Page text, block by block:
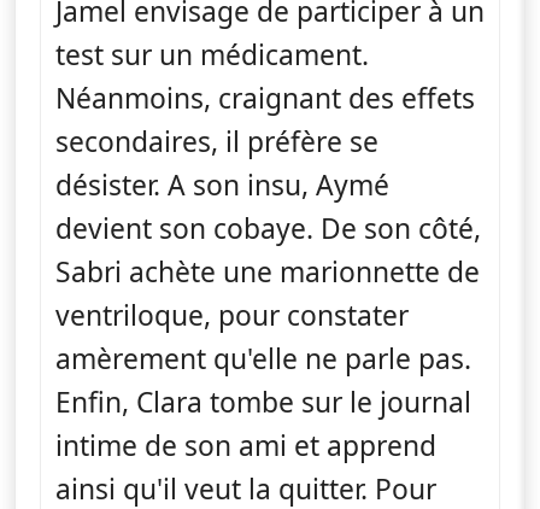
Jamel envisage de participer à un
test sur un médicament.
Néanmoins, craignant des effets
secondaires, il préfère se
désister. A son insu, Aymé
devient son cobaye. De son côté,
Sabri achète une marionnette de
ventriloque, pour constater
amèrement qu'elle ne parle pas.
Enfin, Clara tombe sur le journal
intime de son ami et apprend
ainsi qu'il veut la quitter. Pour